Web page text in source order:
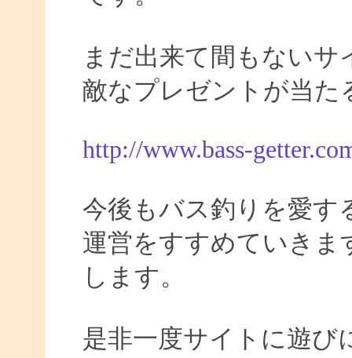
まだ出来て間もないサ
敵なプレゼントが当た
http://www.bass-
今後もバス釣りを愛す
運営をすすめていきま
します。
是非一度サイトに遊び